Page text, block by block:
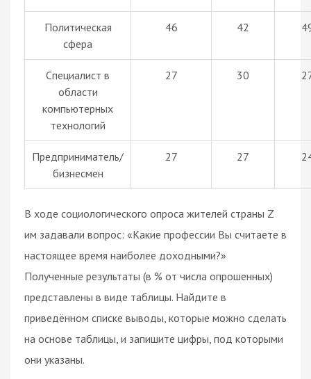
Политическая
сфера
46 42
Специалист в
области
компьютерных
технологий
27 30
Предприниматель/
бизнесмен
27 27
В ходе социологического опроса жителей страны Z
им задавали вопрос: «Какие профессии Вы считаете в
настоящее время наиболее доходными?»
Полученные результаты (в % от числа опрошенных)
представлены в виде таблицы. Найдите в
приведённом списке выводы, которые можно сделать
на основе таблицы, и запишите цифры, под которыми
они указаны.